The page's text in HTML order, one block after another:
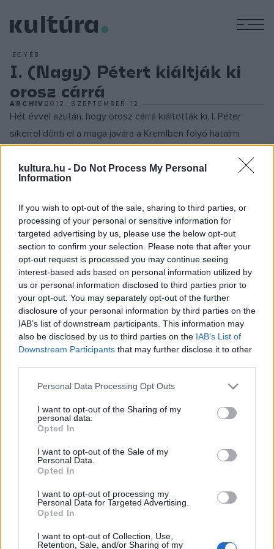
kultura.hu - Do Not Process My Personal
Information
If you wish to opt-out of the sale, sharing to third parties, or
processing of your personal or sensitive information for
targeted advertising by us, please use the below opt-out
section to confirm your selection. Please note that after your
opt-out request is processed you may continue seeing
interest-based ads based on personal information utilized by
us or personal information disclosed to third parties prior to
your opt-out. You may separately opt-out of the further
disclosure of your personal information by third parties on the
IAB’s list of downstream participants. This information may
also be disclosed by us to third parties on the IAB’s List of
Downstream Participants that may further disclose it to other
Please note that this website/app uses one or more Google
not limited to your visit or usage behaviour. You may click to
grant or deny consent to Google and its third-party tags to
use your data for below specified purposes in below Google
consent section.
Personal Data Processing Opt Outs
I want to opt-out of the Sharing of my
personal data.
Opted In
I want to opt-out of the Sale of my
Personal Data.
Opted In
I want to opt-out of processing my
Personal Data for Targeted Advertising.
Opted In
I want to opt-out of Collection, Use,
Retention, Sale, and/or Sharing of my
EGYÉB
I. (Nagy) Pétert kiáltják ki
orosz cárrá
ARCHÍV2012. SZEPTEMBER 12.
Hét évvel azután, hogy orosz cárrá kiáltották ki, I. Péter
sikerrel dönti el a maga javára a Kremlben folyó hatalmi
Moszkva kapui előtt fekvő kolostorba száműzi nővérét,
Szofját, aki 1682 óta kormányzott. Péter gyengeelméjű
féltestvére, V. Iván továbbra is társuralkodó marad, a
kormányzat kérdéseibe azonban nincs beleszólása.
I. (Nagy) Péter, aki 1672. június 9-én született Moszkvában,
fiatalkora nagy részét a Kreml falain kívül,
Preobrazsenszkoje faluban töltötte. A műszaki és katonai
kérdések iránti érdeklődése korán megnyilvánult, röviddel
azelőtt, hogy nővérétől elvette a hatalmat és házasságot
kötött Eudoxia Lopuhinával, egy kevéssé ismert moszkvai
család leányával. 1687-ben, brandenburgi tartózkodása
idején Péter baráti szerződést kötött III. Frigyes
kapcsolatok további alakulását.
MEGOSZTÁS